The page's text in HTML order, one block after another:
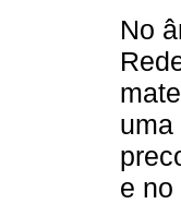
No
uma
e